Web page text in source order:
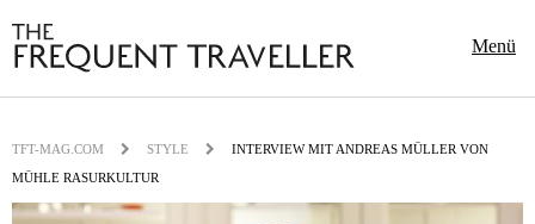
Menü
TFT-MAG.COM STYLE
INTERVIEW MIT ANDREAS MÜLLER VON
MÜHLE RASURKULTUR